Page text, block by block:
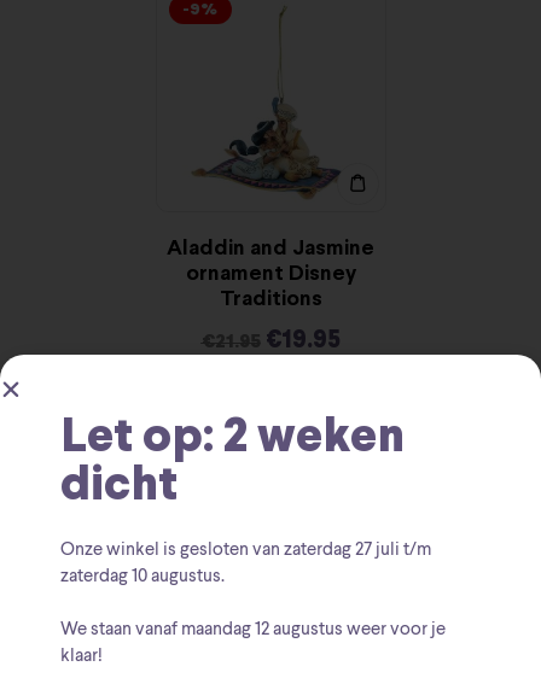
-9%
Aladdin and Jasmine
ornament Disney
Traditions
€21.95 €19.95
Let op: 2 weken
dicht
Onze winkel is gesloten van zaterdag27 juli t/m
zaterdag 10 augustus.
We staan vanaf maandag 12 augustus weer voor je
klaar!